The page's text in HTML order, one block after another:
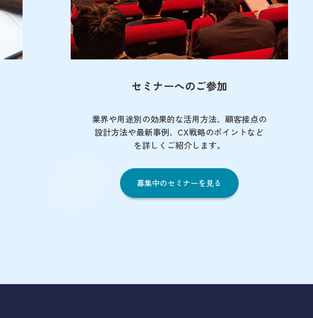
セミナーへのご参加
業界や用途別の効果的な活用方法、顧客接点の
設計方法や最新事例、CX戦略のポイントなど
を詳しくご紹介します。
募集中のセミナーを見る